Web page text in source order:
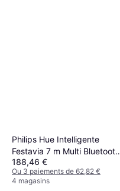
Philips Hue Intelligente
Festavia 7 m Multi Bluetooth
Zigbee Guirlande Lumineuse
188,46 €
Ou 3 paiements de 62,82 €
4 magasins